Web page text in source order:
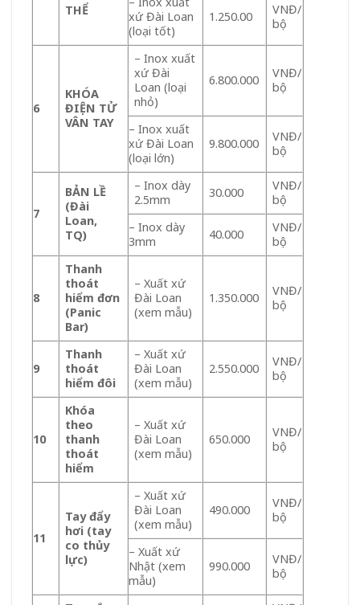
THỂ
xứ Đài Loan
(loại tốt)
1.250.00
VNĐ/
bộ
6
KHÓA
ĐIỆN TỬ
VÂN TAY
– Inox xuất
xứ Đài
Loan (loại
nhỏ)
6.800.000
VNĐ/
bộ
– Inox xuất
xứ Đài Loan
(loại lớn)
9.800.000
VNĐ/
bộ
7
BẢN LỀ
(Đài
Loan,
TQ)
– Inox dày
2.5mm
30.000
VNĐ/
bộ
– Inox dày
3mm
40.000
VNĐ/
bộ
8
Thanh
thoát
hiểm đơn
(Panic
Bar)
– Xuất xứ
Đài Loan
(xem mẫu)
1.350.000
VNĐ/
bộ
9
Thanh
thoát
hiểm đôi
– Xuất xứ
Đài Loan
(xem mẫu)
2.550.000
VNĐ/
bộ
10
Khóa
theo
thanh
thoát
hiểm
– Xuất xứ
Đài Loan
(xem mẫu)
650.000
VNĐ/
bộ
11
Tay đẩy
hơi (tay
co thủy
lực)
– Xuất xứ
Đài Loan
(xem mẫu)
490.000
VNĐ/
bộ
– Xuất xứ
Nhật (xem
mẫu)
990.000
VNĐ/
bộ